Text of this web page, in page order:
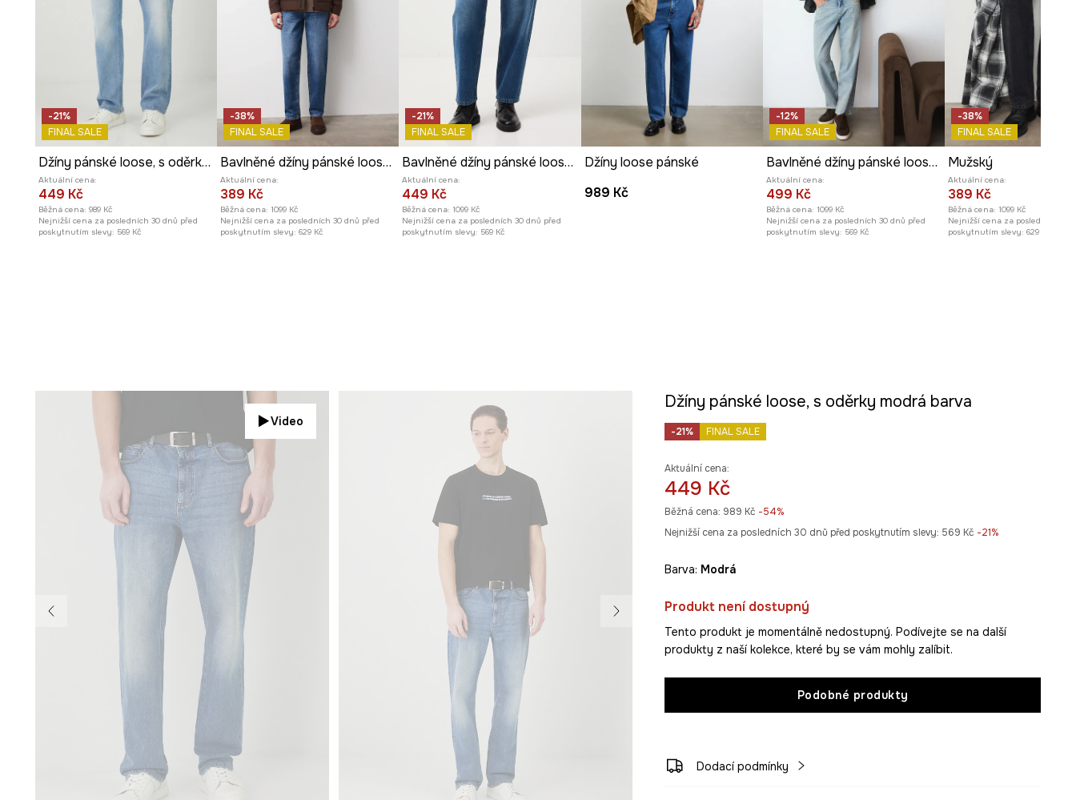
-21%
FINAL SALE
Džíny pánské loose, s oděrky modrá barva
Aktuální cena:
449 Kč
Běžná cena: 989 Kč
Nejnižší cena za posledních 30 dnů před
poskytnutím slevy: 569 Kč
-38%
FINAL SALE
Bavlněné džíny pánské loose, se sepraným efektem
Aktuální cena:
389 Kč
Běžná cena: 1099 Kč
Nejnižší cena za posledních 30 dnů před
poskytnutím slevy: 629 Kč
-21%
FINAL SALE
Bavlněné džíny pánské loose, se sepraným efektem
Aktuální cena:
449 Kč
Běžná cena: 1099 Kč
Nejnižší cena za posledních 30 dnů před
poskytnutím slevy: 569 Kč
Džíny loose pánské
989 Kč
-12%
FINAL SALE
Bavlněné džíny pánské loose, se sepraným efektem
Aktuální cena:
499 Kč
Běžná cena: 1099 Kč
Nejnižší cena za posledních 30 dnů před
poskytnutím slevy: 569 Kč
-38%
FINAL SALE
Mužský
Aktuální cena:
389 Kč
Běžná cena: 1099 Kč
Nejnižší cena za posledních 30
poskytnutím slevy: 629 Kč
Video
Džíny pánské loose, s oděrky modrá barva
-21% FINAL SALE
Aktuální cena:
449 Kč
Běžná cena: 989 Kč -54%
Nejnižší cena za posledních 30 dnů před poskytnutím slevy: 569 Kč -21%
Barva: modrá
Produkt není dostupný
Tento produkt je momentálně nedostupný. Podívejte se na další
produkty z naší kolekce, které by se vám mohly zalíbit.
Podobné produkty
Dodací podmínky